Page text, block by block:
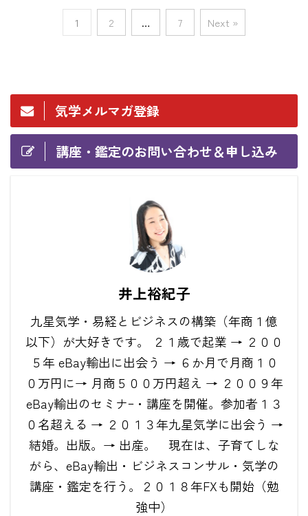
1 2 … 7 Next »
気学メルマガ登録
講座・鑑定のお問い合わせ＆申し込み
井上裕紀子
九星気学・易経とビジネスの構築（年商１億
以下）が大好きです。 ２１歳で起業 → ２００
５年 eBay輸出に出会う → ６か月で月商１０
０万円に→ 月商５００万円超え → ２００９年
eBay輸出のセミナｰ・講座を開催。参加者１３
０名超える → ２０１３年九星気学に出会う →
結婚。出版。→ 出産。 現在は、子育てしな
がら、eBay輸出・ビジネスコンサル・気学の
講座・鑑定を行う。２０１８年FXも開始（勉
強中）